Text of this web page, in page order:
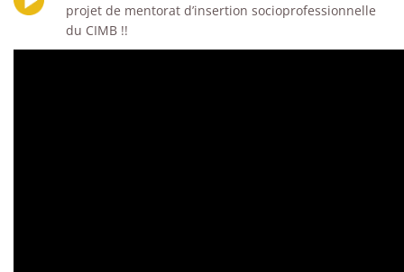
projet de mentorat d’insertion socioprofessionnelle
du CIMB !!